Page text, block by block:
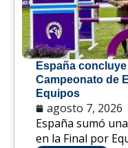
España
Campeonato de
Equipos
agosto 7, 2026
España sumó
en la Final por